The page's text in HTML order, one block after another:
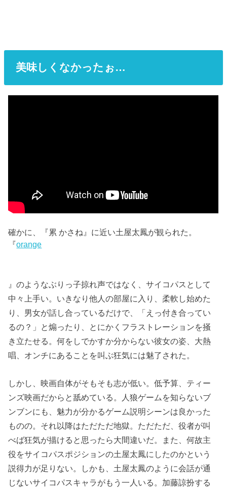
美味しくなかったぉ…
確かに、『累 かさね』に近い土屋太鳳が観られた。
『orange
』のようなぶりっ子掠れ声ではなく、サイコパスとして
中々上手い。いきなり他人の部屋に入り、柔軟し始めた
り、男女が話し合っているだけで、「えっ付き合ってい
るの？」と煽ったり、とにかくフラストレーションを掻
き立たせる。何をしでかすか分からない彼女の姿、大熱
唱、オンチにあることを叫ぶ狂気には魅了された。
しかし、映画自体がそもそも志が低い。低予算、ティー
ンズ映画だからと舐めている。人狼ゲームを知らないブ
ンブンにも、魅力が分かるゲーム説明シーンは良かった
ものの。それ以降はただただ地獄。ただただ、役者が叫
べば狂気が描けると思ったら大間違いだ。また、何故主
役をサイコパスポジションの土屋太鳳にしたのかという
説得力が足りない。しかも、土屋太鳳のように会話が通
じないサイコパスキャラがもう一人いる。加藤諒扮する